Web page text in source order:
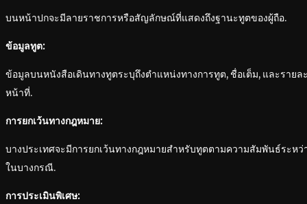
บนหน้าปกจะมีลายราชการหรือสัญลักษณ์ที่แสดงถึงฐานะทูตของผู้ถือ.
ข้อมูลทูต:
ข้อมูลบนหนังสือเดินทางทูตระบุถึงตำแหน่งทางการทูต, ชื่อเต็ม, และรายล
หน้าที่.
การยกเว้นทางกฎหมาย:
บางประเทศจะมีการยกเว้นทางกฎหมายสำหรับทูตตามความสัมพันธ์ระหว่
ในบางกรณี.
การประเมินพิเศษ: